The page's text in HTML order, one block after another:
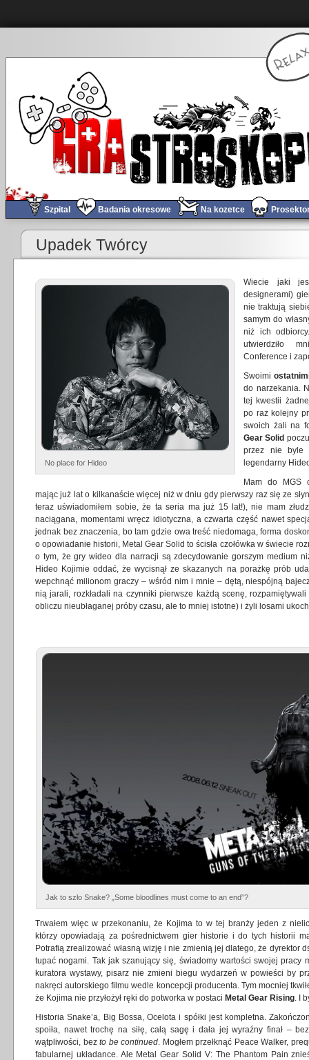
Szpital Badania okresowe Na kozetce
Dead Space 3 – recenzja
Upadek Twórcy
No place for Hideo
Wiecie jaki
designerami)
nie traktują
samym do
niż ich
utwierdziło
Conference i
Swoimi
do narzekania.
tej kwestii
po raz kolejny
swoich żali na
Gear Solid
przez nie byle
legendarny
Mam do MGS
mając już lat o kilkanaście więcej niż w dniu gdy pierwszy raz się ze
teraz uświadomiłem sobie, że ta seria ma już 15 lat!), nie mam
naciągana, momentami wręcz idiotyczna, a czwarta część nawet
jednak bez znaczenia, bo tam gdzie owa treść niedomaga, forma
o opowiadanie historii, Metal Gear Solid to ścisła czołówka w świecie
o tym, że gry wideo dla narracji są zdecydowanie gorszym medium
Hideo Kojimie oddać, że wycisnął ze skazanych na porażkę prób
wepchnąć milionom graczy – wśród nim i mnie – dętą, niespójną
nią jarali, rozkładali na czynniki pierwsze każdą scenę,
obliczu nieubłaganej próby czasu, ale to mniej istotne) i żyli losami
Jak to szło Snake? „Some bloodlines must come to an end”?
Trwałem więc w przekonaniu, że Kojima to w tej branży jeden z
którzy opowiadają za pośrednictwem gier historie i do tych historii
Potrafią zrealizować własną wizję i nie zmienią jej dlatego, że dyrektor
tupać nogami. Tak jak szanujący się, świadomy wartości swojej pracy
kuratora wystawy, pisarz nie zmieni biegu wydarzeń w powieści by
nakręci autorskiego filmu wedle koncepcji producenta. Tym mocniej
że Kojima nie przyłożył ręki do potworka w postaci Metal Gear Rising. I
Historia Snake’a, Big Bossa, Ocelota i spółki jest kompletna.
spoiła, nawet trochę na siłę, całą sagę i dała jej wyraźny finał –
wątpliwości, bez to be continued. Mogłem przełknąć Peace Walker,
fabularnej układance. Ale Metal Gear Solid V: The Phantom Pain